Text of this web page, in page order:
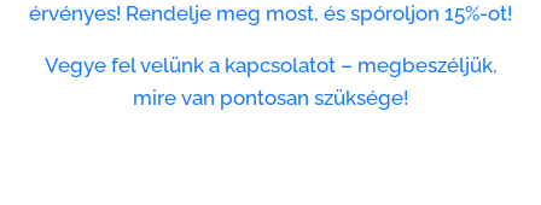
érvényes! Rendelje meg most, és spóroljon 15%-ot!
Vegye fel velünk a kapcsolatot – megbeszéljük,
mire van pontosan szüksége!